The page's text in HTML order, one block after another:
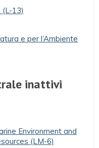
13)
e per l’Ambiente
inattivi
Environment and
(LM-6)